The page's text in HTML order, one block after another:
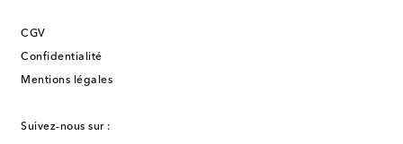
CGV
Confidentialité
Mentions légales
Suivez-nous sur :